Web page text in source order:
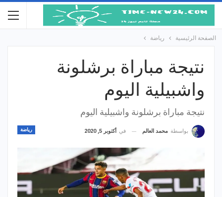
الصفحة الرئيسية رياضة
نتيجة مباراة برشلونة
واشبيلية اليوم
نتيجة مباراة برشلونة واشبيلية اليوم
رياضة بواسطة محمد العالم في أكتوبر 5, 2020